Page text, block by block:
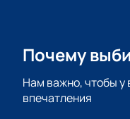
смелости в
консерваторию во
солировать в
Почему
Нам важно, чтобы у
впечатления